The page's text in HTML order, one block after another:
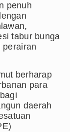
Seksual
penuh
tabur bunga
perairan
berharap
para
daerah